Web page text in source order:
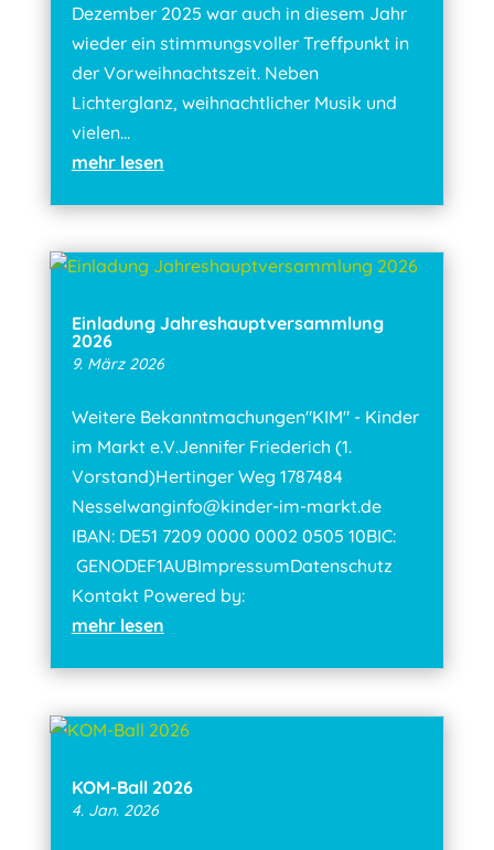
Dezember 2025 war auch in diesem Jahr
wieder ein stimmungsvoller Treffpunkt in
der Vorweihnachtszeit. Neben
Lichterglanz, weihnachtlicher Musik und
vielen...
mehr lesen
Einladung Jahreshauptversammlung
2026
9. März 2026
Weitere Bekanntmachungen"KIM" - Kinder
im Markt e.V.Jennifer Friederich (1.
Vorstand)Hertinger Weg 1787484
Nesselwanginfo@kinder-im-markt.de
IBAN: DE51 7209 0000 0002 0505 10BIC:
GENODEF1AUBImpressumDatenschutz
Kontakt Powered by:
mehr lesen
KOM-Ball 2026
4. Jan. 2026